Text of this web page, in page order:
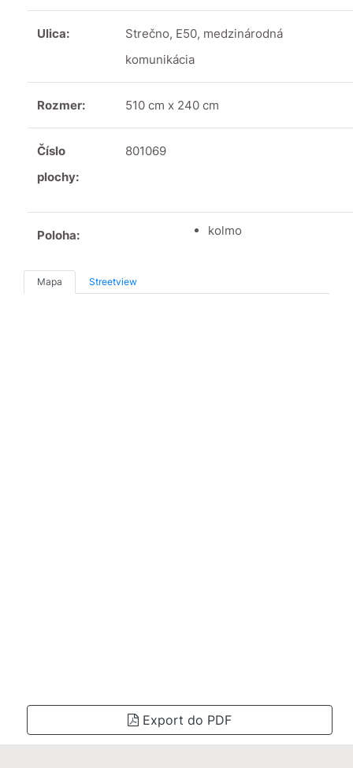
Ulica:
Strečno, E50, medzinárodná
komunikácia
Rozmer: 510 cm x 240 cm
Číslo
plochy:
801069
Poloha: kolmo
Mapa Streetview
Export do PDF